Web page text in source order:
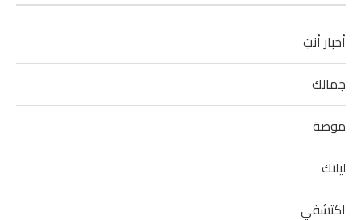
أخبار أنتِ
جمالك
موضة
ليلتك
اكتشفي